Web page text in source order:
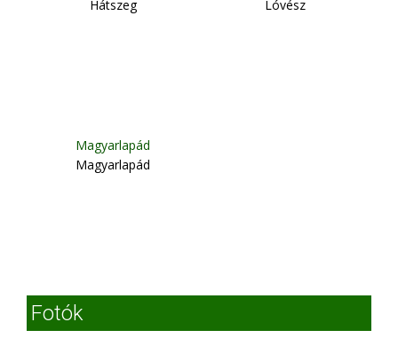
Hátszeg
Lóvész
Magyarlapád
Magyarlapád
Fotók